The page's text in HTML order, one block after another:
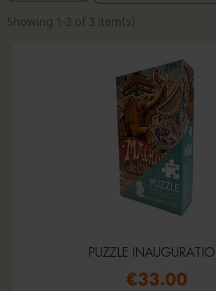
Showing 1-3 of 3 item(s)
PUZZLE
€33.00